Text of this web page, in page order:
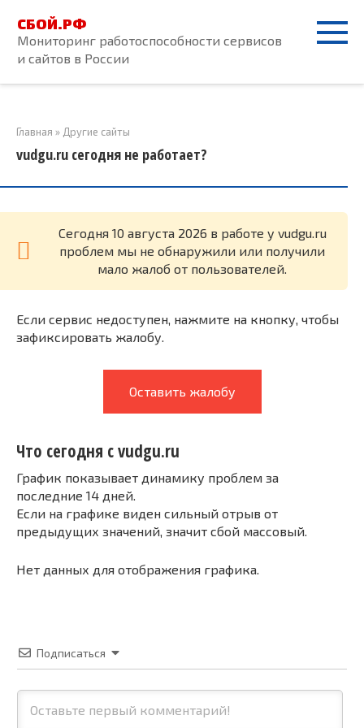
контенту
СБОЙ.РФ
Мониторинг работоспособности сервисов
и сайтов в России
Главная » Другие сайты
vudgu.ru сегодня не работает?
Cегодня 10 августа 2026 в работе у vudgu.ru
проблем мы не обнаружили или получили
мало жалоб от пользователей.
Если сервис недоступен, нажмите на кнопку, чтобы
зафиксировать жалобу.
Оставить жалобу
Что сегодня с vudgu.ru
График показывает динамику проблем за
последние 14 дней.
Если на графике виден сильный отрыв от
предыдущих значений, значит сбой массовый.
Нет данных для отображения графика.
Подписаться